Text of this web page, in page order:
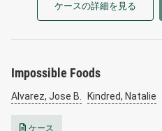
ケースの詳細を見る
Impossible Foods
Alvarez, Jose B. Kindred, Natalie
ケース